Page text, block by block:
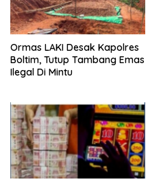
Ormas LAKI Desak Kapolres
Boltim, Tutup Tambang Emas
Ilegal Di Mintu